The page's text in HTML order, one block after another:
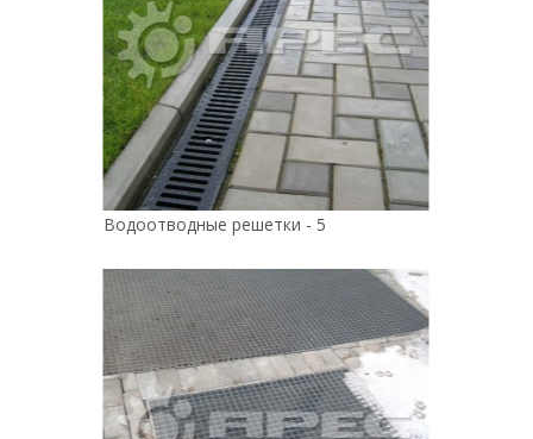
Водоотводные решетки - 5